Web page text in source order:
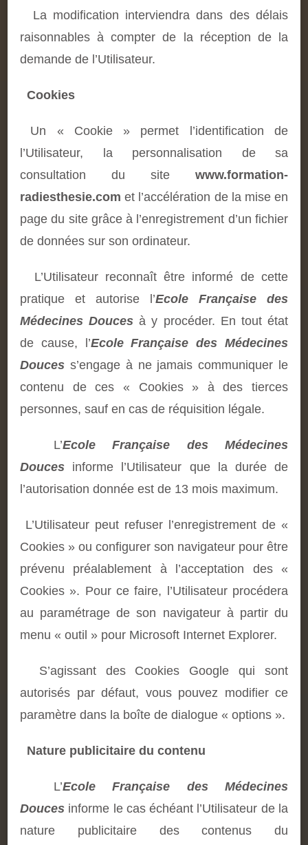
La modification interviendra dans des délais
raisonnables à compter de la réception de la
demande de l’Utilisateur.
Cookies
Un « Cookie » permet l’identification de
l’Utilisateur, la personnalisation de sa
consultation du site www.formation-
radiesthesie.comet l’accélération de la mise en
page du site grâce à l’enregistrement d’un fichier
de données sur son ordinateur.
L’Utilisateur reconnaît être informé de cette
pratique et autorise l’Ecole Française des
Médecines Doucesà y procéder. En tout état
de cause, l’Ecole Française des Médecines
Douces s’engage à ne jamais communiquer le
contenu de ces « Cookies » à des tierces
personnes, sauf en cas de réquisition légale.
L’Ecole Française des Médecines
Douces informe l’Utilisateur que la durée de
l’autorisation donnée est de 13 mois maximum.
L’Utilisateur peut refuser l’enregistrement de «
Cookies » ou configurer son navigateur pour être
prévenu préalablement à l’acceptation des «
Cookies ». Pour ce faire, l’Utilisateur procédera
au paramétrage de son navigateur à partir du
menu « outil » pour Microsoft Internet Explorer.
S’agissant des Cookies Google qui sont
autorisés par défaut, vous pouvez modifier ce
paramètre dans la boîte de dialogue « options ».
Nature publicitaire du contenu
L’Ecole Française des Médecines
Douces informe le cas échéant l’Utilisateur de la
nature publicitaire des contenus du